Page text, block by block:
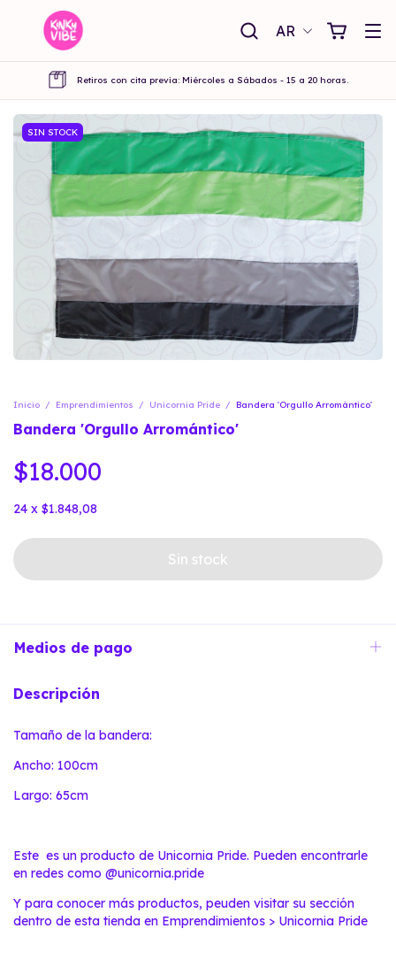
AR
Retiros con cita previa: Miércoles a Sábados - 15 a 20 horas.
SIN STOCK
Inicio / Emprendimientos / Unicornia Pride / Bandera 'Orgullo Arromántico'
Bandera 'Orgullo Arromántico'
$18.000
24 x $1.848,08
Medios de pago
Descripción
Tamaño de la bandera:
Ancho: 100cm
Largo: 65cm
Este es un producto de Unicornia Pride. Pueden encontrarle
en redes como @unicornia.pride
Y para conocer más productos, peuden visitar su sección
dentro de esta tienda en Emprendimientos > Unicornia Pride